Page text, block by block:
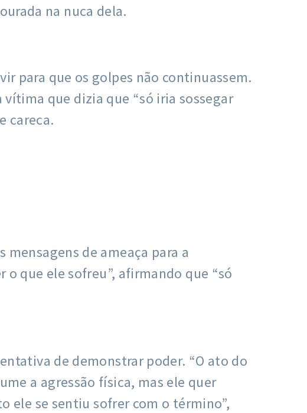
na nuca dela.
para que os golpes não continuassem.
que dizia que “só iria sossegar
careca.
de ameaça para a
que ele sofreu”, afirmando que “só
de demonstrar poder. “O ato do
a agressão física, mas ele quer
ele se sentiu sofrer com o término”,